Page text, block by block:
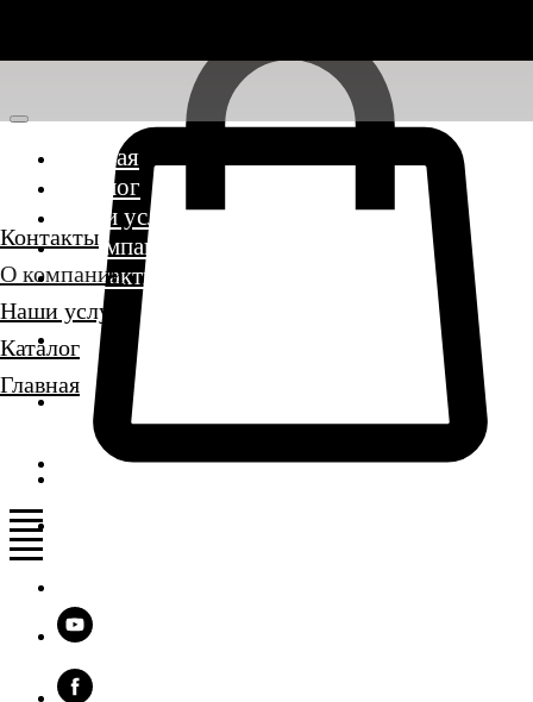
Главная
Каталог
Наши услуги
О компании
Контакты
Контакты
О компании
Наши услуги
Каталог
Главная